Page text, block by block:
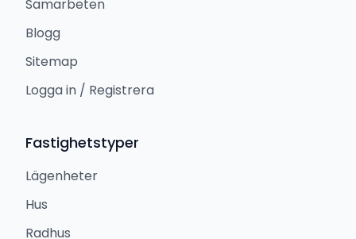
Samarbeten
Blogg
Sitemap
Logga in / Registrera
Fastighetstyper
Lägenheter
Hus
Radhus